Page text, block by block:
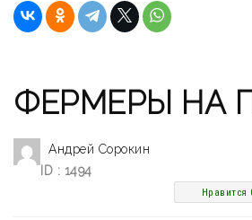
ФЕРМЕРЫ НА
Андрей Сорокин
ID : 1494
Нравится